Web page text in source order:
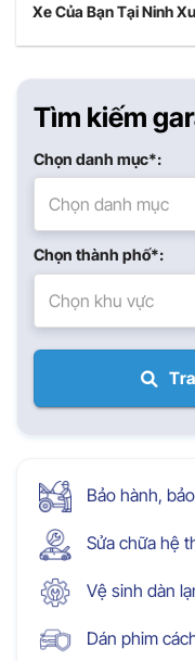
Xe Của Bạn Tại Ninh
Tìm kiếm
Chọn danh mục*:
Chọn danh mục
Chọn thành phố*:
Chọn khu vực
Bảo hành,
Sửa chữa hệ
Vệ sinh dàn
Dán phim